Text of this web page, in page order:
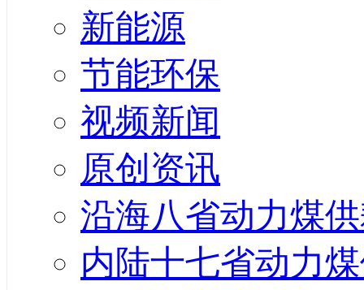
新能源
节能环保
视频新闻
原创资讯
沿海八省动力煤
内陆十七省动力